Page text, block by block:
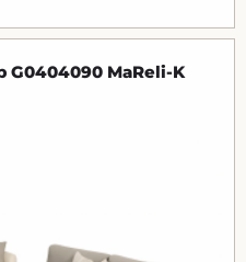
G0404090 MaReli-K